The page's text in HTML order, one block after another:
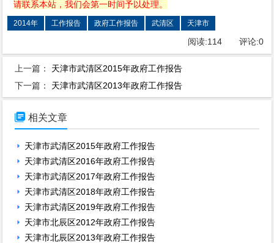
请联系本站，我们会第一时间予以处理。
2014年 工作报告 政府工作报告 武清区 天津市
阅读:114评论:0
上一篇： 天津市武清区2015年政府工作报告
下一篇： 天津市武清区2013年政府工作报告
 相关文章
天津市武清区2015年政府工作报告
天津市武清区2016年政府工作报告
天津市武清区2017年政府工作报告
天津市武清区2018年政府工作报告
天津市武清区2019年政府工作报告
天津市北辰区2012年政府工作报告
天津市北辰区2013年政府工作报告